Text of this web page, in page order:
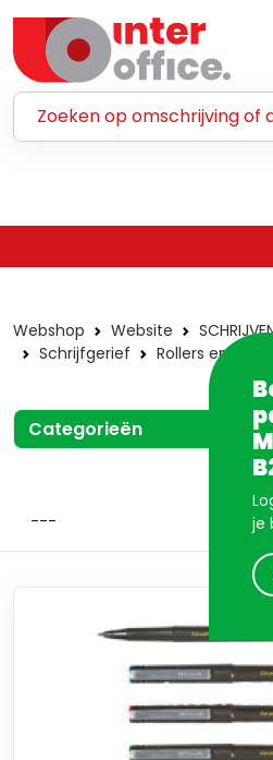
je
Webshop Website
Schrijfgerief
Rollers en -
Categorieën